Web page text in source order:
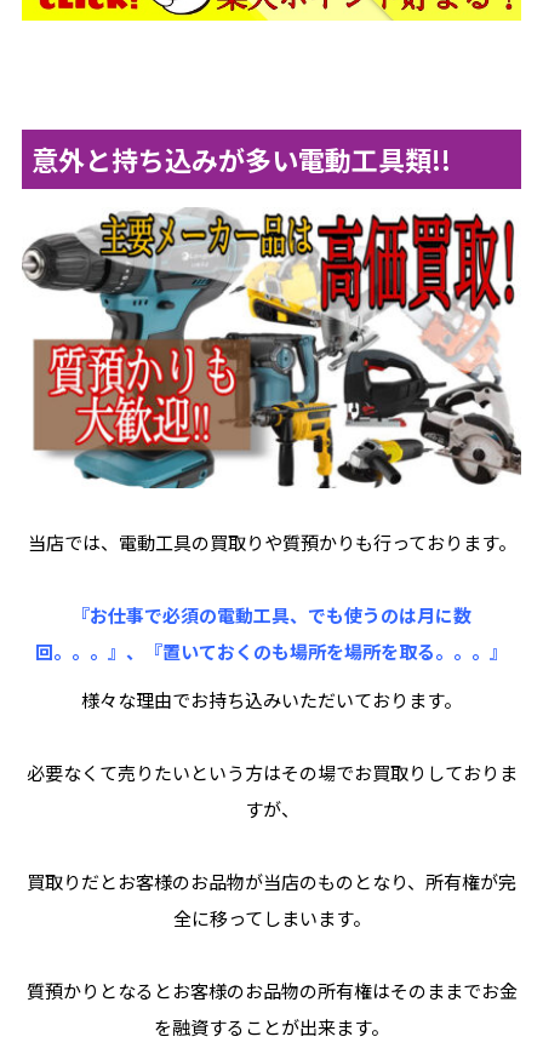
意外と持ち込みが多い電動工具類!!
当店では、電動工具の買取りや質預かりも行っております。
『お仕事で必須の電動工具、でも使うのは月に数
回。。。』、『置いておくのも場所を場所を取る。。。』
様々な理由でお持ち込みいただいております。
必要なくて売りたいという方はその場でお買取りしておりま
すが、
買取りだとお客様のお品物が当店のものとなり、所有権が完
全に移ってしまいます。
質預かりとなるとお客様のお品物の所有権はそのままでお金
を融資することが出来ます。